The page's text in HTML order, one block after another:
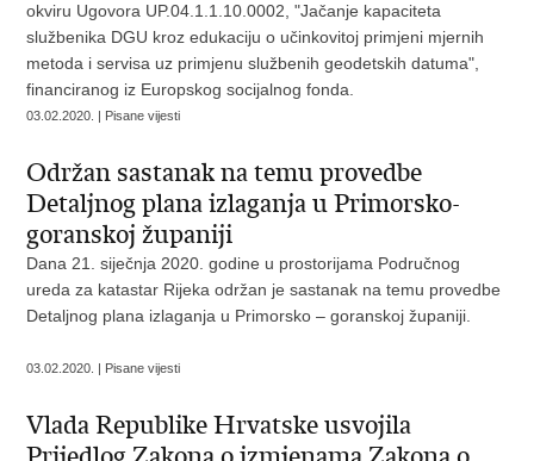
okviru Ugovora UP.04.1.1.10.0002, "Jačanje kapaciteta
službenika DGU kroz edukaciju o učinkovitoj primjeni mjernih
metoda i servisa uz primjenu službenih geodetskih datuma",
financiranog iz Europskog socijalnog fonda.
03.02.2020. | Pisane vijesti
Održan sastanak na temu provedbe
Detaljnog plana izlaganja u Primorsko-
goranskoj županiji
Dana 21. siječnja 2020. godine u prostorijama Područnog
ureda za katastar Rijeka održan je sastanak na temu provedbe
Detaljnog plana izlaganja u Primorsko – goranskoj županiji.
03.02.2020. | Pisane vijesti
Vlada Republike Hrvatske usvojila